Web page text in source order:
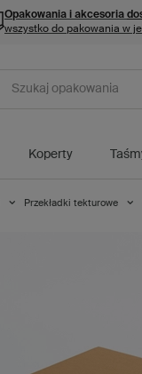
Opakowania i akcesoria
wszystko do pakowania w
Koperty
Przekładki tekturowe